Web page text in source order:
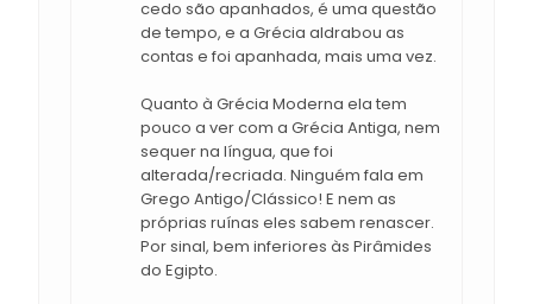
cedo são apanhados, é uma questão
de tempo, e a Grécia aldrabou as
contas e foi apanhada, mais uma vez.
Quanto à Grécia Moderna ela tem
pouco a ver com a Grécia Antiga, nem
sequer na língua, que foi
alterada/recriada. Ninguém fala em
Grego Antigo/Clássico! E nem as
próprias ruínas eles sabem renascer.
Por sinal, bem inferiores às Pirâmides
do Egipto.